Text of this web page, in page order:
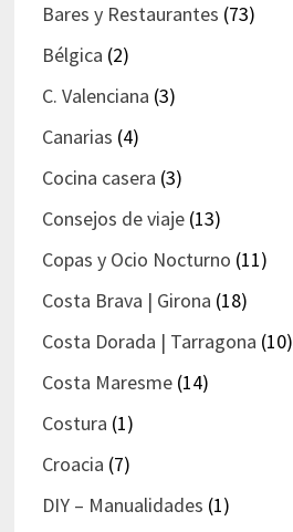
Bares y Restaurantes (73)
Bélgica (2)
C. Valenciana (3)
Canarias (4)
Cocina casera (3)
Consejos de viaje(13)
Copas y Ocio Nocturno (11)
Costa Brava | Girona (18)
Costa Dorada | Tarragona (10)
Costa Maresme(14)
Costura (1)
Croacia (7)
DIY – Manualidades (1)